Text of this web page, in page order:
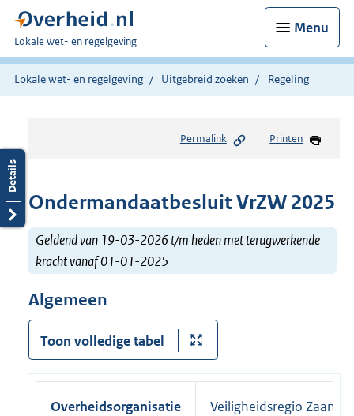
Menu
U
bent
hier:
Lokale wet- en regelgeving
Lokale wet- en regelgeving Uitgebreid zoeken Regeling
Permalink Printen
Ondermandaatbesluit VrZW 2025
Geldend van 19-03-2026 t/m heden met terugwerkende
kracht vanaf 01-01-2025
Algemeen
Toon volledige tabel
Overheidsorganisatie
Veiligheidsregio